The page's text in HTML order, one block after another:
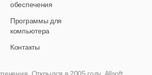
обеспечения
Программы для
компьютера
Контакты